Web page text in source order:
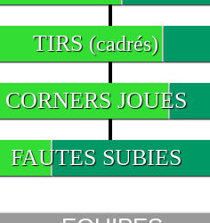
TIRS (cadrés)
CORNERS JOUES
FAUTES SUBIES